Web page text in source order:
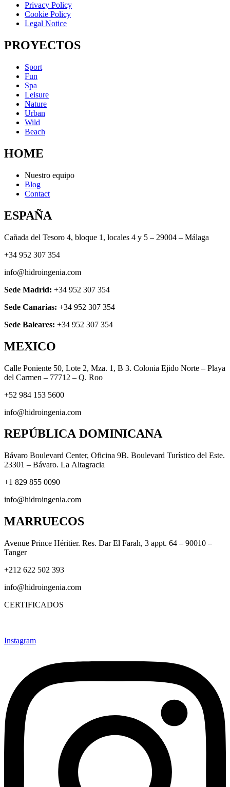
Privacy Policy
Cookie Policy
Legal Notice
PROYECTOS
Sport
Fun
Spa
Leisure
Nature
Urban
Wild
Beach
HOME
Nuestro equipo
Blog
Contact
ESPAÑA
Cañada del Tesoro 4, bloque 1, locales 4 y 5 – 29004 – Málaga
+34 952 307 354
info@hidroingenia.com
Sede Madrid: +34 952 307 354
Sede Canarias: +34 952 307 354
Sede Baleares: +34 952 307 354
MEXICO
Calle Poniente 50, Lote 2, Mza. 1, B 3. Colonia Ejido Norte – Playa
del Carmen – 77712 – Q. Roo
+52 984 153 5600
info@hidroingenia.com
REPÚBLICA DOMINICANA
Bávaro Boulevard Center, Oficina 9B. Boulevard Turístico del Este.
23301 – Bávaro. La Altagracia
+1 829 855 0090
info@hidroingenia.com
MARRUECOS
Avenue Prince Héritier. Res. Dar El Farah, 3 appt. 64 – 90010 –
Tanger
+212 622 502 393
info@hidroingenia.com
CERTIFICADOS
Instagram